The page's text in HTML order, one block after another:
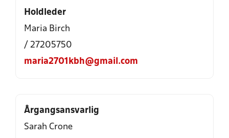
Holdleder
Maria Birch
/ 27205750
maria2701kbh@gmail.com
Årgangsansvarlig
Sarah Crone